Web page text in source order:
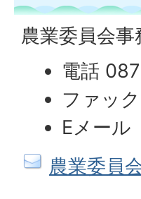
農業委員会事
電話
ファッ
Eメール
農業委員